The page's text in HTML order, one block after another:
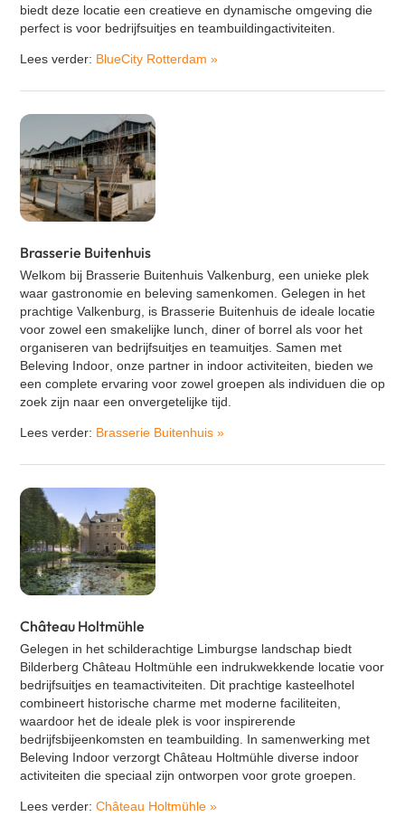
biedt deze locatie een creatieve en dynamische omgeving die
perfect is voor bedrijfsuitjes en teambuildingactiviteiten.
Lees verder: BlueCity Rotterdam »
Brasserie Buitenhuis
Welkom bij Brasserie Buitenhuis Valkenburg , een unieke plek
waar gastronomie en beleving samenkomen. Gelegen in het
prachtige Valkenburg, is Brasserie Buitenhuis de ideale locatie
voor zowel een smakelijke lunch, diner of borrel als voor het
organiseren van bedrijfsuitjes en teamuitjes. Samen met
Beleving Indoor , onze partner in indoor activiteiten, bieden we
een complete ervaring voor zowel groepen als individuen die op
zoek zijn naar een onvergetelijke tijd.
Lees verder: Brasserie Buitenhuis »
Château Holtmühle
Gelegen in het schilderachtige Limburgse landschap biedt
Bilderberg Château Holtmühle een indrukwekkende locatie voor
bedrijfsuitjes en teamactiviteiten. Dit prachtige kasteelhotel
combineert historische charme met moderne faciliteiten,
waardoor het de ideale plek is voor inspirerende
bedrijfsbijeenkomsten en teambuilding. In samenwerking met
Beleving Indoor verzorgt Château Holtmühle diverse indoor
activiteiten die speciaal zijn ontworpen voor grote groepen.
Lees verder: Château Holtmühle »